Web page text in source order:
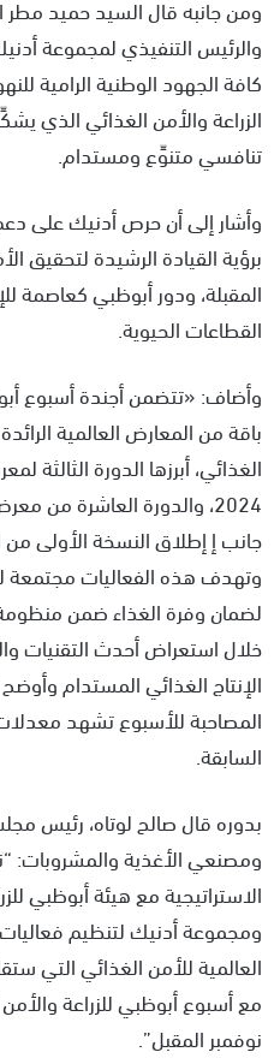
ومن جانبه قال السيد حميد مطر
والرئيس التنفيذي لمجموعة
كافة الجهود الوطنية الرامية
الزراعة والأمن الغذائي الذي
تنافسي متنوِّع ومستدام.
وأشار إلى أن حرص أدنيك على
برؤية القيادة الرشيدة لتحقيق
المقبلة، ودور أبوظبي كعاصمة
القطاعات الحيوية.
وأضاف: «تتضمن أجندة أسبوع
باقة من المعارض العالمية
الغذائي، أبرزها الدورة الثالثة
جانب إ إطلاق النسخة الأولى من
وتهدف هذه الفعاليات مجتمعة
لضمان وفرة الغذاء ضمن
خلال استعراض أحدث التقنيات
الإنتاج الغذائي المستدام
المصاحبة للأسبوع تشهد
السابقة.
بدوره قال صالح لوتاه، رئيس
ومصنعي الأغذية والمشروبات:
الاستراتيجية مع هيئة أبوظبي
ومجموعة أدنيك لتنظيم
العالمية للأمن الغذائي التي
نوفمبر المقبل”.